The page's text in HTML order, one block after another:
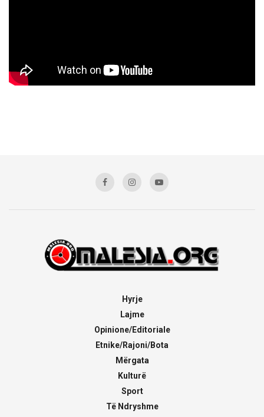
Hyrje
Lajme
Opinione/Editoriale
Etnike/Rajoni/Bota
Mërgata
Kulturë
Sport
Të Ndryshme